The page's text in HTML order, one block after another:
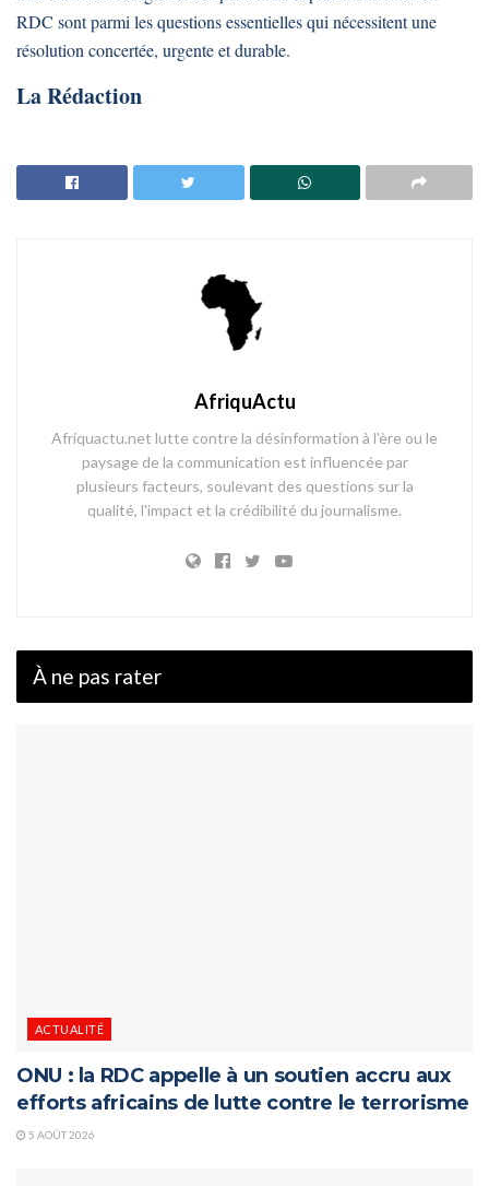
RDC sont parmi les questions essentielles qui nécessitent une
résolution concertée, urgente et durable.
La Rédaction
AfriquActu
Afriquactu.net lutte contre la désinformation à l'ère ou le
paysage de la communication est influencée par
plusieurs facteurs, soulevant des questions sur la
qualité, l'impact et la crédibilité du journalisme.
À ne pas rater
ACTUALITÉ
ONU : la RDC appelle à un soutien accru aux
efforts africains de lutte contre le terrorisme
5 AOÛT 2026